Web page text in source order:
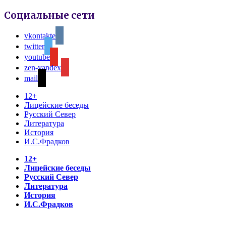
Социальные сети
vkontakte
twitter
youtube
zen-yandex
mail
12+
Лицейские беседы
Русский Север
Литература
История
И.С.Фрадков
12+
Лицейские беседы
Русский Север
Литература
История
И.С.Фрадков